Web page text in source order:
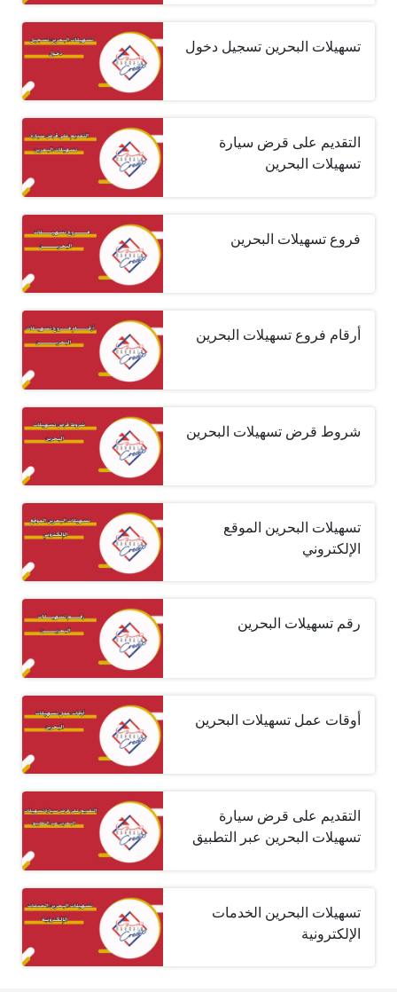
تسهيلات البحرين تسجيل دخول
التقديم على قرض سيارة
تسهيلات البحرين
فروع تسهيلات البحرين
أرقام فروع تسهيلات البحرين
شروط قرض تسهيلات البحرين
تسهيلات البحرين الموقع
الإلكتروني
رقم تسهيلات البحرين
أوقات عمل تسهيلات البحرين
التقديم على قرض سيارة
تسهيلات البحرين عبر التطبيق
تسهيلات البحرين الخدمات
الإلكترونية